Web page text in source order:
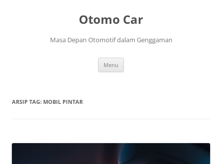
Otomo Car
Masa Depan Otomotif dalam Genggaman
Menu
ARSIP TAG: MOBIL PINTAR